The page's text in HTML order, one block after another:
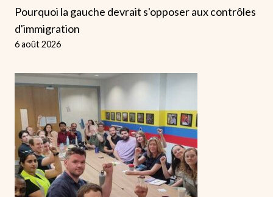
Pourquoi la gauche devrait s'opposer aux contrôles
d'immigration
6 août 2026